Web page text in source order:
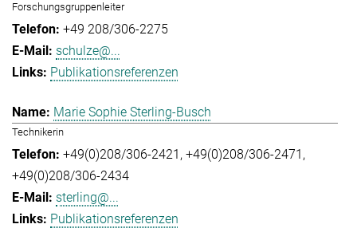
Forschungsgruppenleiter
+49 208/306-2275
schulze@...
Publikationsreferenzen
Marie Sophie Sterling-Busch
Technikerin
+49(0)208/306-2421 +49(0)208/306-2471
+49(0)208/306-2434
sterling@...
Publikationsreferenzen